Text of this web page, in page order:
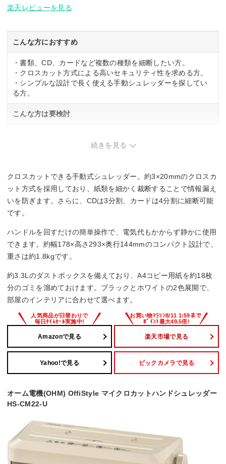
楽天レビューを見る
こんな方におすすめ
・書類、CD、カードなど複数の種類を細断したい方。
・クロスカット方式による高いセキュリティ性を求める方。
・シンプルな設計で長く使える手動シュレッダーを探してい
る方。
こんな方は要検討
・ハンドル操作が軽いシュレッダーが必要な方。
続きを見る
クロスカットできる手動式シュレッダー。約3×20mmのクロスカ
ット方式を採用しており、紙類を細かく裁断することで情報漏え
いを防ぎます。さらに、CDは3分割、カードは4分割に細断可能
です。
ハンドルを回すだけの簡単操作で、電気代もかからず静かに使用
できます。約幅178×高さ293×奥行144mmのコンパクト設計で、
重さは約1.8kgです。
約3.3Lのダストボックスを備えており、A4コピー用紙を約18枚
分のゴミを溜めておけます。ブラックとホワイトの2色展開で、
部屋のインテリアに合わせて選べます。
Amazonで見る 楽天市場で見る
Yahoo!で見る ビックカメラで見る
オーム電機(OHM) OffiStyle マイクロカットハンドシュレッダー
HS-CM22-U